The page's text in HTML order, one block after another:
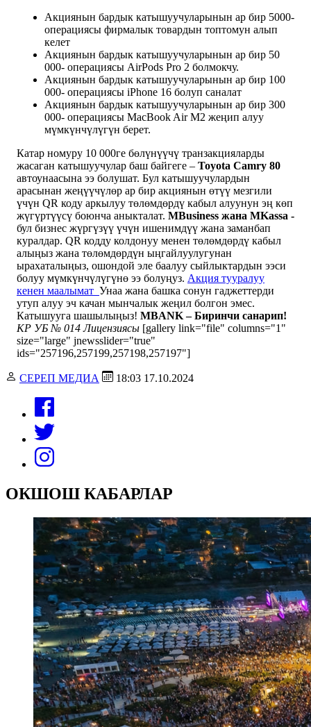
Акциянын бардык катышуучуларынын ар бир 5000-
операциясы фирмалык товардын топтомун алып
келет
Акциянын бардык катышуучуларынын ар бир 50
000- операциясы AirPods Pro 2 болмокчу.
Акциянын бардык катышуучуларынын ар бир 100
000- операциясы iPhone 16 болуп саналат
Акциянын бардык катышуучуларынын ар бир 300
000- операциясы MacBook Air M2 жеңип алуу
мүмкүнчүлүгүн берет.
Катар номуру 10 000ге бөлүнүүчү транзакцияларды
жасаган катышуучулар баш байгеге – Toyota Camry 80
автоунаасына ээ болушат. Бул катышуучулардын
арасынан жеңүүчүлөр ар бир акциянын өтүү мезгили
үчүн QR коду аркылуу төлөмдөрдү кабыл алуунун эң көп
жүгүртүүсү боюнча аныкталат. MBusiness жана MKassa -
бул бизнес жүргүзүү үчүн ишенимдүү жана заманбап
куралдар. QR кодду колдонуу менен төлөмдөрдү кабыл
алыңыз жана төлөмдөрдүн ыңгайлуулугунан
ырахаталыңыз, ошондой эле баалуу сыйлыктардын ээси
болуу мүмкүнчүлүгүнө ээ болуңуз. Акция тууралуу
кенен маалымат Унаа жана башка сонун гаджеттерди
утуп алуу эч качан мынчалык жеңил болгон эмес.
Катышууга шашылыңыз! MBANK – Биринчи санарип!
КР УБ № 014 Лицензиясы [gallery link="file" columns="1"
size="large" jnewsslider="true"
ids="257196,257199,257198,257197"]
СЕРЕП МЕДИА 18:03 17.10.2024
ОКШОШ КАБАРЛАР